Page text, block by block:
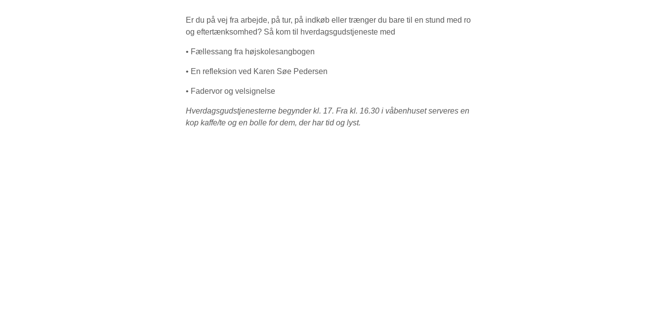
Er du på vej fra arbejde, på tur, på indkøb eller trænger du bare til en stund med ro
og eftertænksomhed? Så kom til hverdagsgudstjeneste med
• Fællessang fra højskolesangbogen
• En refleksion ved Karen Søe Pedersen
• Fadervor og velsignelse
Hverdagsgudstjenesterne begynder kl. 17. Fra kl. 16.30 i våbenhuset serveres en
kop kaffe/te og en bolle for dem, der har tid og lyst.